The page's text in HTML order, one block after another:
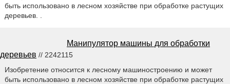
быть использовано в лесном хозяйстве при обработке растущих
деревьев. .
Манипулятор машины для обработки
деревьев // 2242115
Изобретение относится к лесному машиностроению и может
быть использовано в лесном хозяйстве при обработке растущих